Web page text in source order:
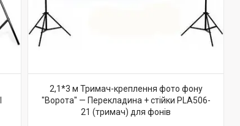
2,1*3 м Тримач-креплення фото фону
"Ворота" — Перекладина + стійки PLA506-
21 (тримач) для фонів